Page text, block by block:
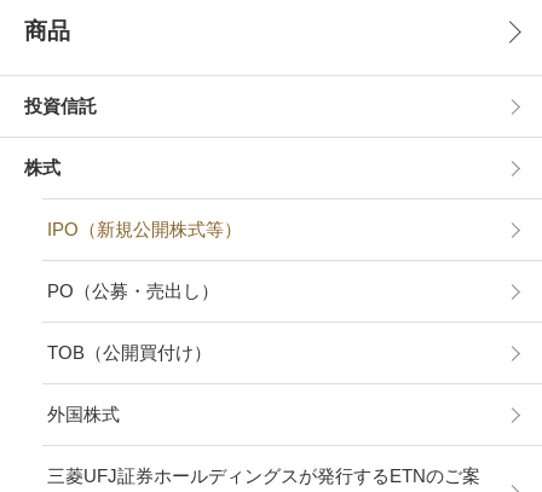
商品
投資信託
株式
IPO（新規公開株式等）
PO（公募・売出し）
TOB（公開買付け）
外国株式
三菱UFJ証券ホールディングスが発行するETNのご案